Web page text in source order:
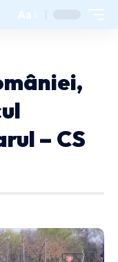
Aa
– CS